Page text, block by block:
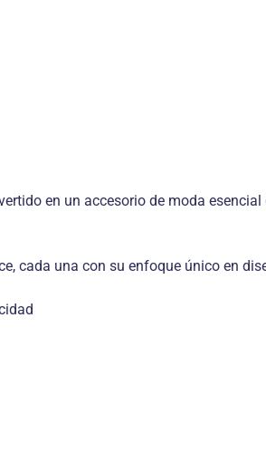
en un accesorio de moda
cada una con su enfoque único en